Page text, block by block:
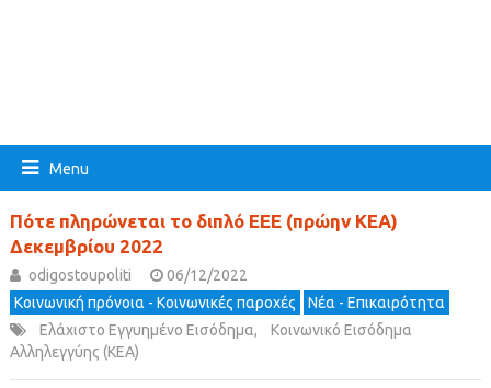
Menu
Πότε πληρώνεται το διπλό ΕΕΕ (πρώην ΚΕΑ)
Δεκεμβρίου 2022
odigostoupoliti
06/12/2022
Κοινωνική πρόνοια - Κοινωνικές παροχές
Νέα - Επικαιρότητα
Ελάχιστο Εγγυημένο Εισόδημα,
Κοινωνικό Εισόδημα
Αλληλεγγύης (ΚΕΑ)